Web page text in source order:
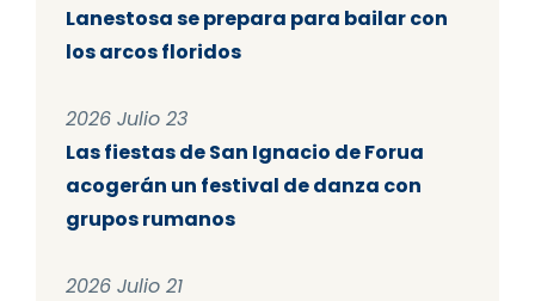
Lanestosa se prepara para bailar con
los arcos floridos
2026 Julio 23
Las fiestas de San Ignacio de Forua
acogerán un festival de danza con
grupos rumanos
2026 Julio 21